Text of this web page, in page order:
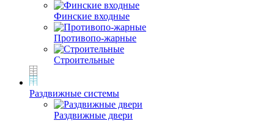
Финские входные
Противопо-жарные
Строительные
Раздвижные системы
Раздвижные двери